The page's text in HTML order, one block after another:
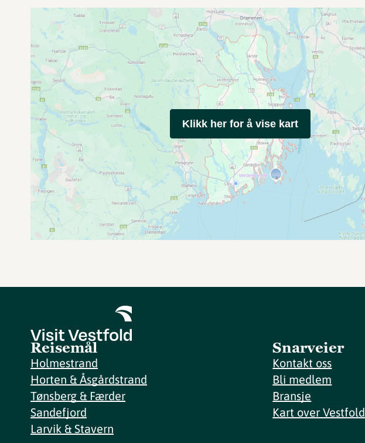
Klikk her for å vise kart
Reisemål
Holmestrand
Horten & Åsgårdstrand
Tønsberg & Færder
Sandefjord
Larvik & Stavern
Snarveier
Kontakt oss
Bli medlem
Bransje
Kart over Vestfold